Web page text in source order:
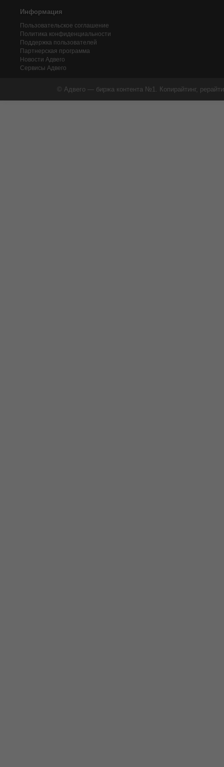
Информация
Пользовательское соглашение
Политика конфиденциальности
Поддержка пользователей
Партнерская программа
Новости Адвего
Сервисы Адвего
© Адвего — биржа контента №1. Копирайтинг,